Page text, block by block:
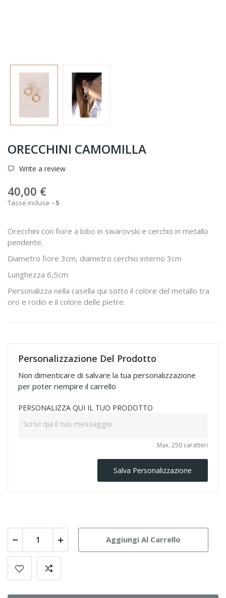
ORECCHINI CAMOMILLA
Write a review
40,00 €
Tasse incluse 5
Orecchini con fiore a lobo in swarovski e cerchio in metallo
pendente.
Diametro fiore 3cm, diametro cerchio interno 3cm
Lunghezza 6,5cm
Personalizza nella casella qui sotto il colore del metallo tra
oro e rodio e il colore delle pietre.
Personalizzazione Del Prodotto
Non dimenticare di salvare la tua personalizzazione
per poter riempire il carrello
PERSONALIZZA QUI IL TUO PRODOTTO
Max. 250 caratteri
Salva Personalizzazione
Aggiungi Al Carrello